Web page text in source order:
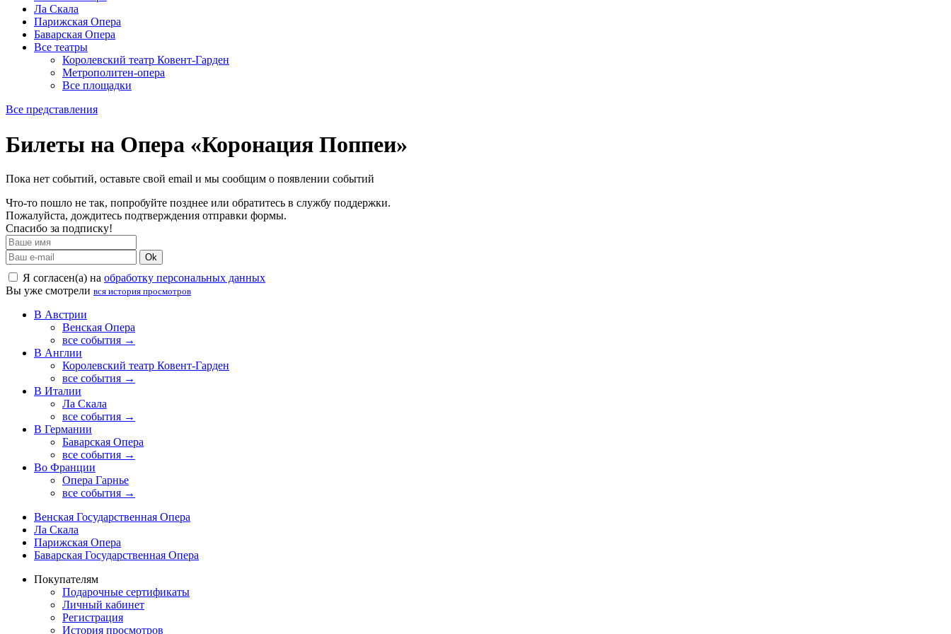
Ла Скала
Парижская Опера
Баварская Опера
Все театры
Королевский театр Ковент-Гарден
Метрополитен-опера
Все площадки
Все представления
Билеты на Опера «Коронация Поппеи»
Пока нет событий, оставьте свой email и мы сообщим о появлении событий
Что-то пошло не так, попробуйте позднее или обратитесь в службу поддержки.
Пожалуйста, дождитесь подтверждения отправки формы.
Спасибо за подписку!
Ok
Я согласен(а) на обработку персональных данных
Вы уже смотрели вся история просмотров
В Австрии
Венская Опера
все события →
В Англии
Королевский театр Ковент-Гарден
все события →
В Италии
Ла Скала
все события →
В Германии
Баварская Опера
все события →
Во Франции
Опера Гарнье
все события →
Венская Государственная Опера
Ла Скала
Парижская Опера
Баварская Государственная Опера
Покупателям
Подарочные сертификаты
Личный кабинет
Регистрация
История просмотров